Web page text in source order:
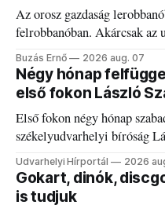
Az orosz gazdaság
felrobbanóban. Akárcsak az
elégedetlen vezetőivel.
Buzás Ernő 2026 aug. 07
Négy hónap
első fokon László
Első fokon négy hónap
székelyudvarhelyi bíróság
Udvarhelyi Hírportál 2026
Gokart, dinók,
is tudjuk